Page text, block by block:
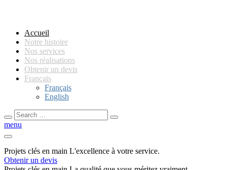
Accueil
Notre histoire
Nos services
Nos réalisations
Obtenir un devis
Français
Français
English
Search
for:
Search
menu
Projets clés en main L'excellence à votre service.
Obtenir un devis